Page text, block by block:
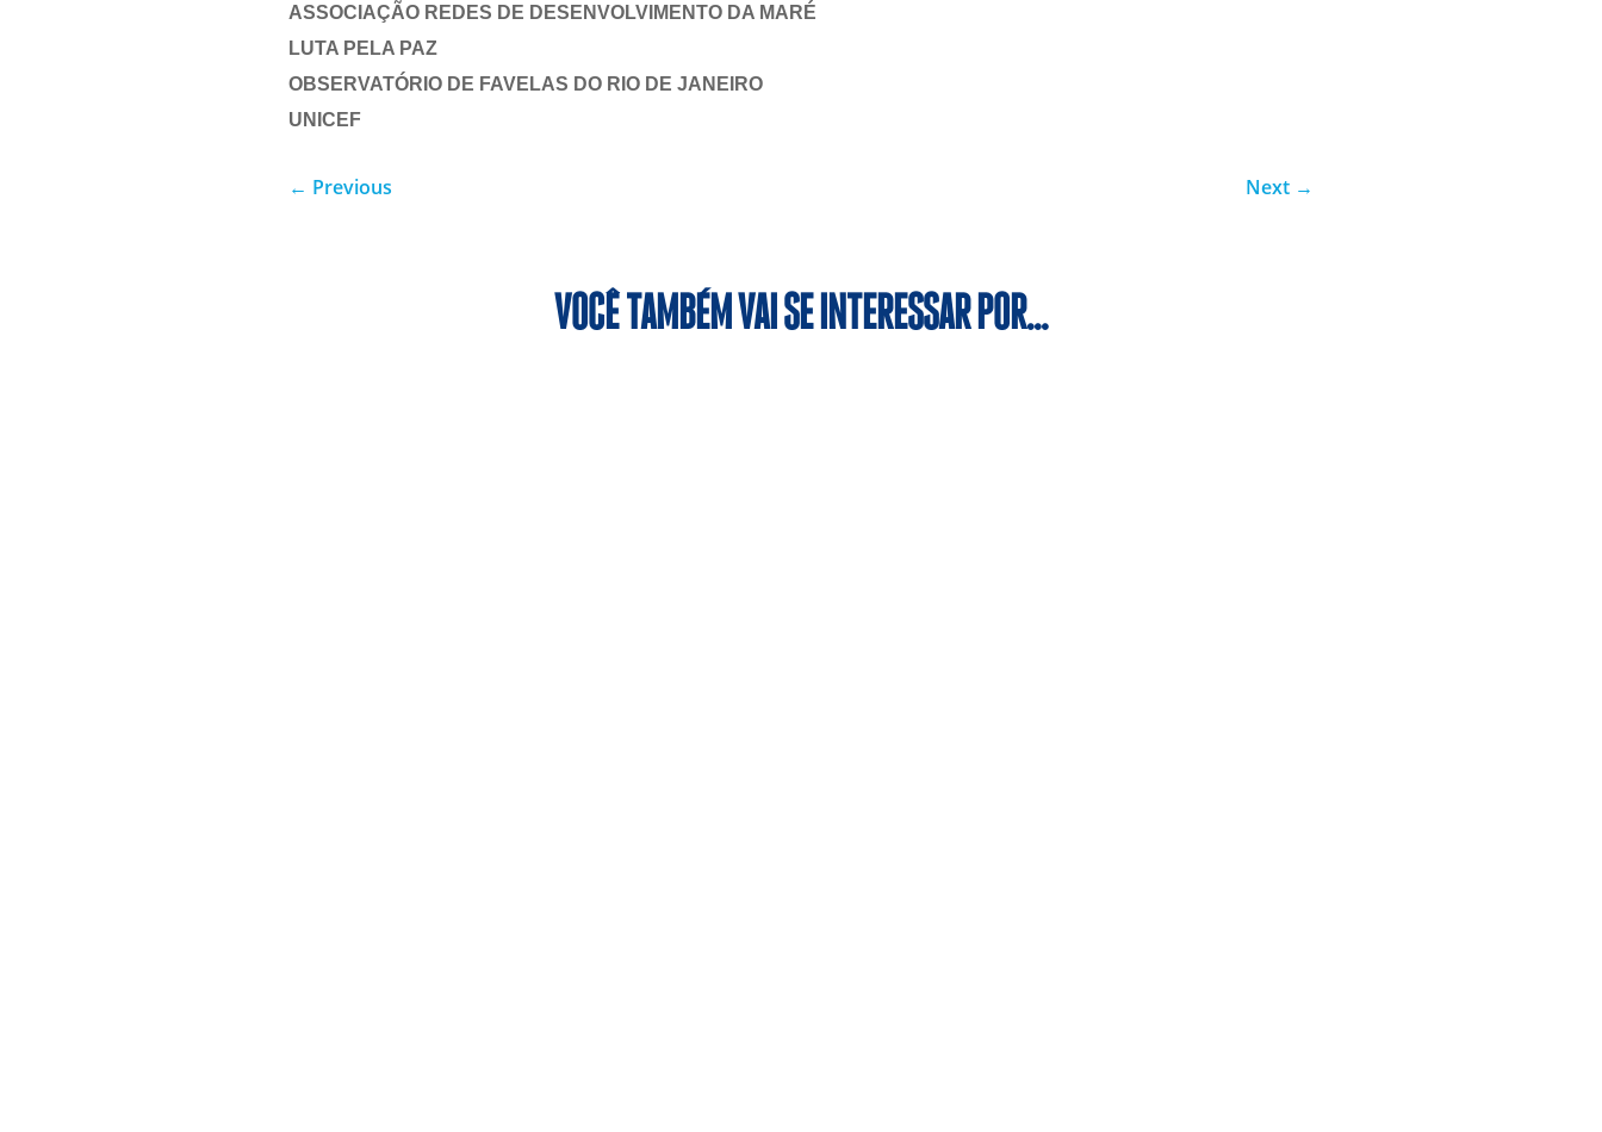
ASSOCIAÇÃO REDES DE DESENVOLVIMENTO DA MARÉ
LUTA PELA PAZ
OBSERVATÓRIO DE FAVELAS DO RIO DE JANEIRO
UNICEF
← Previous Next →
VOCÊ TAMBÉM VAI SE INTERESSAR POR…